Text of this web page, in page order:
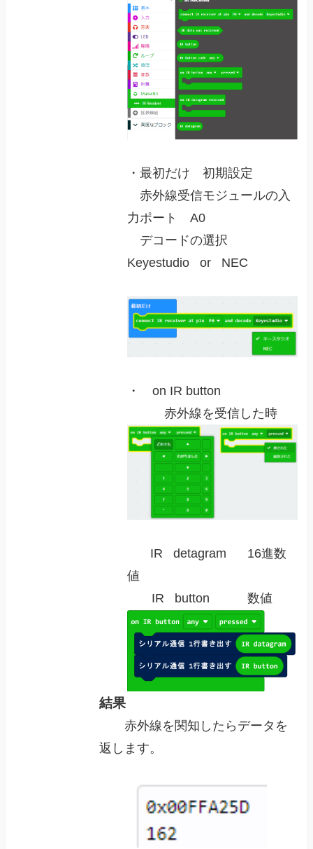
・最初だけ 初期設定
赤外線受信モジュールの入
力ポート A0
デコードの選択
Keyestudio or NEC
・ on IR button
赤外線を受信した時
IR detagram 16進数
値
IR button 数値
結果
赤外線を関知したらデータを
返します。